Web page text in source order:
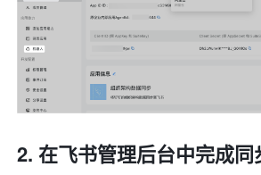
在飞书管理后台中完成同